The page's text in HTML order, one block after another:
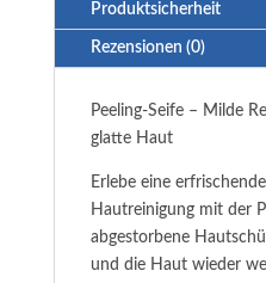
Produktsicherheit
Rezensionen (0)
Peeling-Seife – Milde
glatte Haut
Erlebe eine
Hautreinigung mit der
abgestorbene
und die Haut wieder